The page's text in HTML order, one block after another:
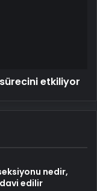
sürecini etkiliyor
nedir,
edilir